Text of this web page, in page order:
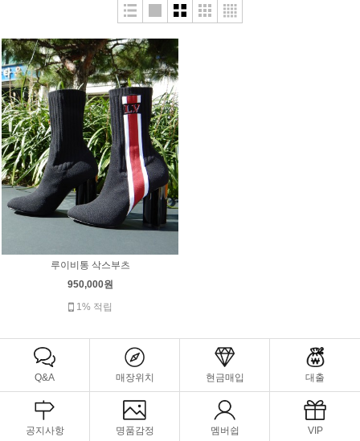
루이비통 삭스부츠
950,000원
1% 적립
Q&A 매장위치 현금매입 대출
공지사항 명품감정 멤버쉽 VIP